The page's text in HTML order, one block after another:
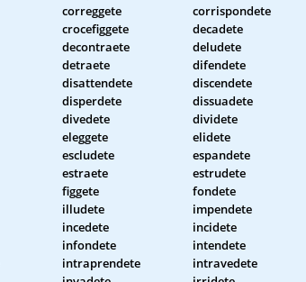
correggete corrispondete
crocefiggete decadete
decontraete deludete
detraete difendete
disattendete discendete
disperdete dissuadete
divedete dividete
eleggete elidete
escludete espandete
estraete estrudete
figgete fondete
illudete impendete
incedete incidete
infondete intendete
intraprendete intravedete